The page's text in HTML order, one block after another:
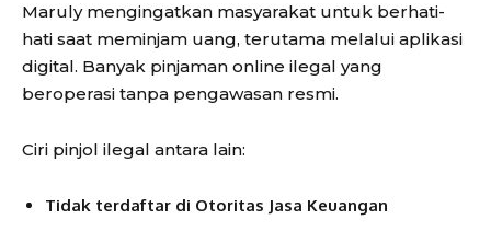
Maruly mengingatkan masyarakat untuk berhati-
hati saat meminjam uang, terutama melalui aplikasi
digital. Banyak pinjaman online ilegal yang
beroperasi tanpa pengawasan resmi.
Ciri pinjol ilegal antara lain:
Tidak terdaftar di Otoritas Jasa Keuangan